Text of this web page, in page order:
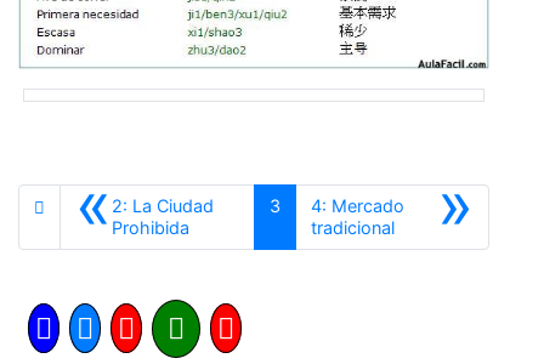
«2: La Ciudad
Prohibida
3 »
4: Mercado
tradicionalSiguiente